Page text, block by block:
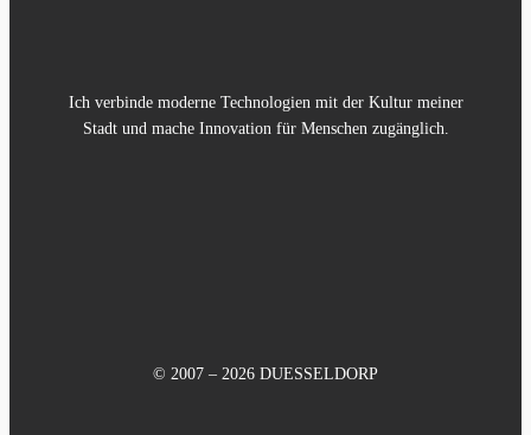
Ich verbinde moderne Technologien mit der Kultur meiner
Stadt und mache Innovation für Menschen zugänglich.
© 2007 – 2026 DUESSELDORP